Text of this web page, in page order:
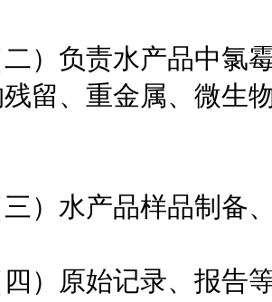
负责水产品中氯霉
留、重金属、微生
水产品样品制备、
原始记录、报告等